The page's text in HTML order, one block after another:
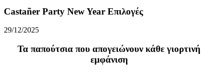
Castañer Party New Year Επιλογές
29/12/2025
Τα παπούτσια που απογειώνουν κάθε γιορτινή
εμφάνιση